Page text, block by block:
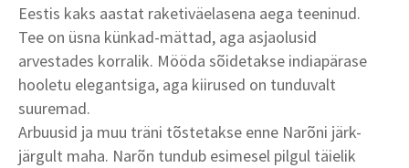
Eestis kaks aastat raketiväelasena aega teeninud.
Tee on üsna künkad-mättad, aga asjaolusid
arvestades korralik. Mööda sõidetakse indiapärase
hooletu elegantsiga, aga kiirused on tunduvalt
suuremad.
Arbuusid ja muu träni tõstetakse enne Narõni järk-
järgult maha. Narõn tundub esimesel pilgul täielik